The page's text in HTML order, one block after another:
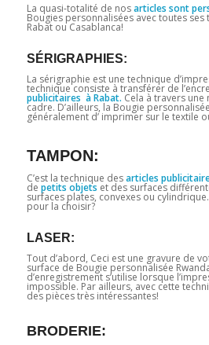
La quasi-totalité de nosarticles sont
Bougies personnalisées avec toutes
Rabat ou Casablanca!
SÉRIGRAPHIES:
La sérigraphie est une technique
technique consiste à transférer de
publicitaires à Rabat. Cela à travers
cadre. D’ailleurs, la Bougie
généralement d’ imprimer sur le textile
TAMPON:
C’est la technique desarticles
de petits objets et des surfaces
surfaces plates, convexes ou
pour la choisir?
LASER:
Tout d’abord, Ceci est une gravure de
surface de Bougie personnalisée
d’enregistrement s’utilise lorsque
impossible. Par ailleurs, avec cette
des pièces très intéressantes!
BRODERIE: